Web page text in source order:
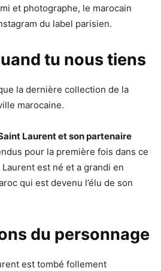
et photographe, le marocain
du label parisien.
tu nous tiens
la dernière collection de la
marocaine.
Laurent et son partenaire
pour la première fois dans ce
Laurent est né et a grandi en
qui est devenu l’élu de son
du personnage
est tombé follement